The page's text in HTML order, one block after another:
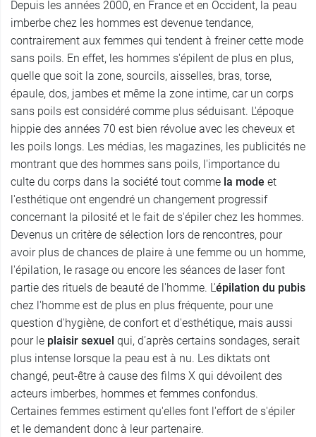
Depuis les années 2000, en France et en Occident, la peau
imberbe chez les hommes est devenue tendance,
contrairement aux femmes qui tendent à freiner cette mode
sans poils. En effet, les hommes s'épilent de plus en plus,
quelle que soit la zone, sourcils, aisselles, bras, torse,
épaule, dos, jambes et même la zone intime, car un corps
sans poils est considéré comme plus séduisant. L'époque
hippie des années 70 est bien révolue avec les cheveux et
les poils longs. Les médias, les magazines, les publicités ne
montrant que des hommes sans poils, l'importance du
culte du corps dans la société tout comme la mode et
l'esthétique ont engendré un changement progressif
concernant la pilosité et le fait de s'épiler chez les hommes.
Devenus un critère de sélection lors de rencontres, pour
avoir plus de chances de plaire à une femme ou un homme,
l'épilation, le rasage ou encore les séances de laser font
partie des rituels de beauté de l'homme. L'épilation du pubis
chez l'homme est de plus en plus fréquente, pour une
question d'hygiène, de confort et d'esthétique, mais aussi
pour le plaisir sexuel qui, d’après certains sondages, serait
plus intense lorsque la peau est à nu. Les diktats ont
changé, peut-être à cause des films X qui dévoilent des
acteurs imberbes, hommes et femmes confondus.
Certaines femmes estiment qu'elles font l'effort de s'épiler
et le demandent donc à leur partenaire.